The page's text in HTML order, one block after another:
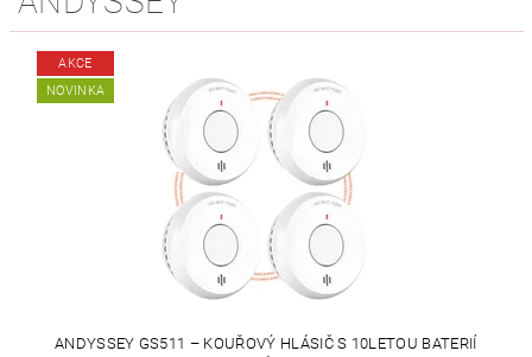
AKCE
NOVINKA
ANDYSSEY GS511 – KOUŘOVÝ HLÁSIČ S 10LETOU BATERIÍ